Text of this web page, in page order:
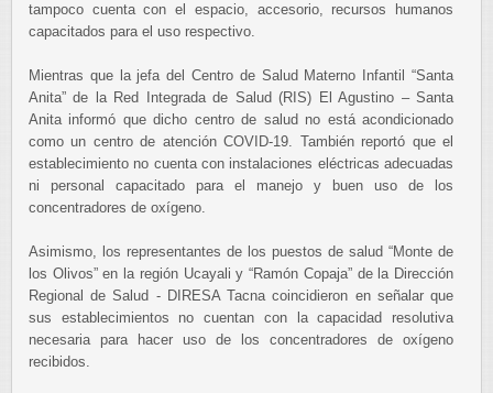
tampoco cuenta con el espacio, accesorio, recursos humanos
capacitados para el uso respectivo.
Mientras que la jefa del Centro de Salud Materno Infantil “Santa
Anita” de la Red Integrada de Salud (RIS) El Agustino – Santa
Anita informó que dicho centro de salud no está acondicionado
como un centro de atención COVID-19. También reportó que el
establecimiento no cuenta con instalaciones eléctricas adecuadas
ni personal capacitado para el manejo y buen uso de los
concentradores de oxígeno.
Asimismo, los representantes de los puestos de salud “Monte de
los Olivos” en la región Ucayali y “Ramón Copaja” de la Dirección
Regional de Salud - DIRESA Tacna coincidieron en señalar que
sus establecimientos no cuentan con la capacidad resolutiva
necesaria para hacer uso de los concentradores de oxígeno
recibidos.